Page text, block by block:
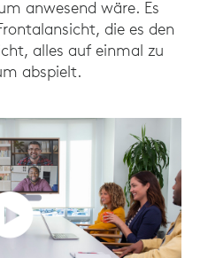
anwesend wäre. Es
die es den
alles auf einmal zu
abspielt.